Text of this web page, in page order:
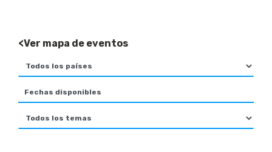
<Ver mapa de eventos